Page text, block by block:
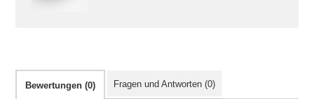
Bewertungen (0) Fragen und Antworten (0)